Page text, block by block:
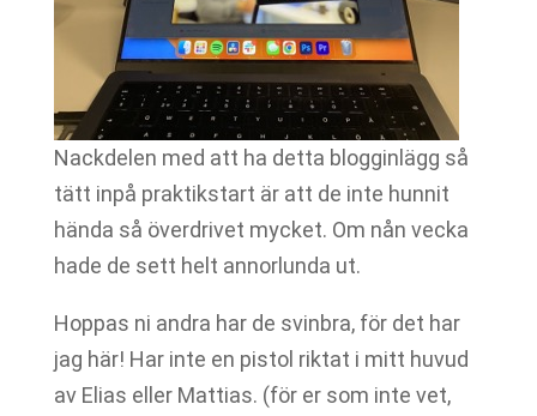
Nackdelen med att ha detta blogginlägg så
tätt inpå praktikstart är att de inte hunnit
hända så överdrivet mycket. Om nån vecka
hade de sett helt annorlunda ut.
Hoppas ni andra har de svinbra, för det har
jag här! Har inte en pistol riktat i mitt huvud
av Elias eller Mattias. (för er som inte vet,